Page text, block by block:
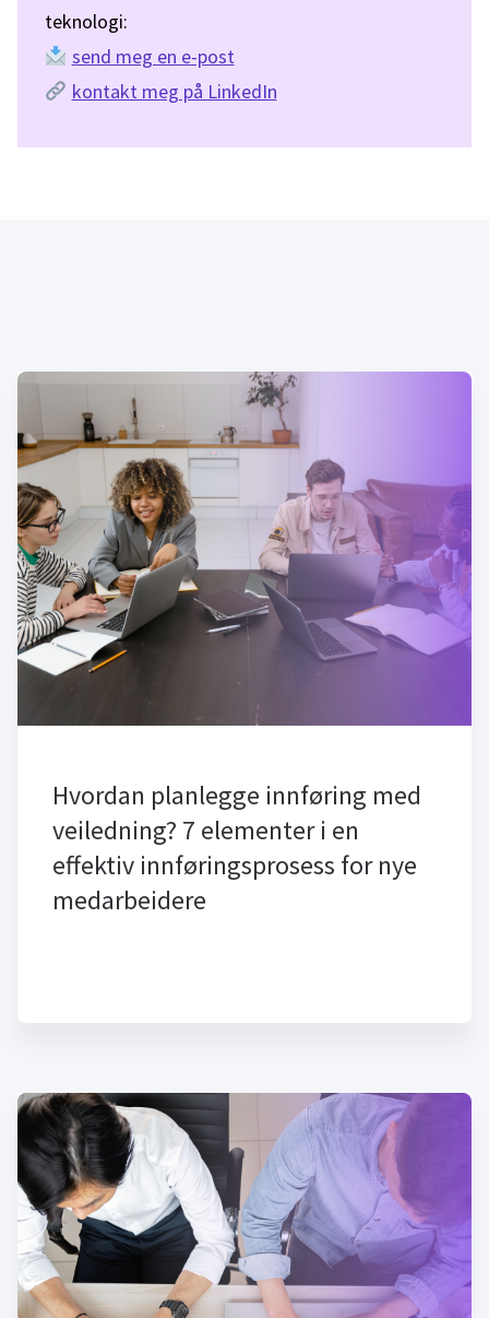
teknologi:
send meg en e-post
kontakt meg på LinkedIn
Hvordan planlegge innføring med
veiledning? 7 elementer i en
effektiv innføringsprosess for nye
medarbeidere